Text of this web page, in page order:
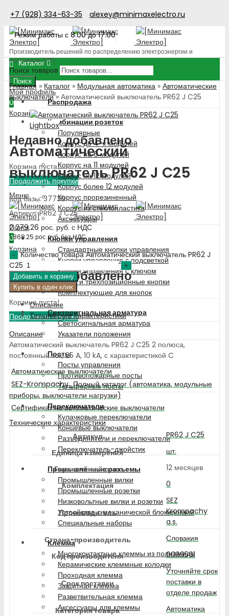
+7 (928) 334-63-35
alexey@minimaxelectro.ru
Режим работы с 8.00 до 17.00
Производитель решений по распределению электроэнергии и
поставщик ЭТП
Поиск товаров
Поиск
Мой профиль
0
Корзина
Недавно добавлено
Корзина пуста!
Продолжить покупки
Меню
Поиск
0
Корзина
Недавно добавлено
Корзина пуста!
Продолжить покупки
Каталог
Распродажа
Комбинации розеток
Популярные
Корпус до 4-х модулей
Корпус на 6 модулей
Корпус на 11 модулей
Корпус на 12 модулей
Корпус более 12 модулей
Корпус прорезиненный
Корпус из стеклопластика
Аксессуары
Кнопки управления
Стандартные кнопки управления
Кнопки управления с подсветкой
Кнопки управления с ключом
Двух- и трехпозиционные кнопки
Комплектующие для кнопок
Светосигнальная арматура
Светосигнальная арматура
Указатели положения
Посты
Посты управления
Противопожарные посты
Тельферные посты
Переключатели
Кулачковые переключатели
Концевые выключатели
Разъединители и переключатели
Переключатель-джойстик
Промышленные разъемы
Промышленные вилки
Промышленные розетки
Низковольтные вилки и розетки
Устройства с механической блокировкой
Специальные наборы
Клемма
Многоконтактные клеммы из полиамида
Керамические клеммные колодки
Проходная клемма
Защитная клемма
Разветвительная клемма
Аксессуары для клеммы
Главная » Каталог » Модульная автоматика » Автоматические
выключатели» Автоматический выключатель PR62 J C25
Lightbox
Автоматический
выключатель PR62 J C25
Код базы: 37739
Артикул: PR62 J C25
2 279.26 рос. руб. с НДС
1 868.25 рос. руб.без НДС
Количество товара Автоматический выключатель PR62 J
C25
Добавить в корзину
Купить в один клик
Описание
Технические характеристики
Описание
Автоматический выключатель PR62 J C25 2 полюса,
постоянный ток, 25 A, 10 kA, с характеристикой C
Автоматические выключатели
SEZ-Krompachy_Полный каталог (автоматика, модульные
приборы, выключатели нагрузки)
Сертификат на автоматические выключатели
Технические характеристики
Артикул
PR62 J C25
Единица измерения
шт.
Гарантийный срок
12 месяцев
Комплектация
0
Производитель
SEZ
Krompachy
a.s.
Страна-производитель
Словакия
Код производителя
0099561
Срок поставки
Уточняйте срок
поставки в
отделе продаж
Категория товара
Автоматика